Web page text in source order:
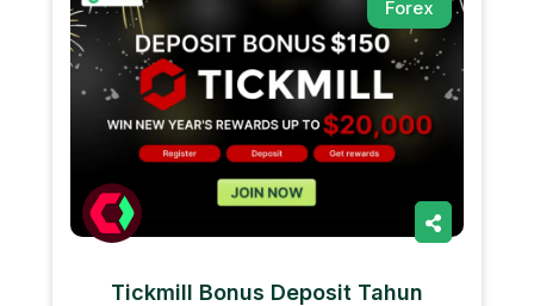
Forex
Tickmill Bonus Deposit Tahun